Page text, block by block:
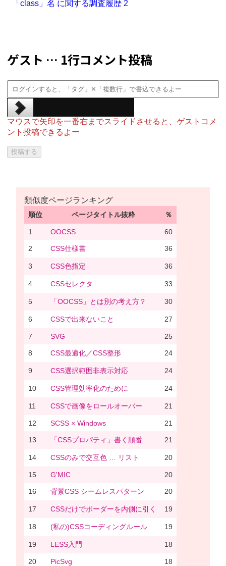
「class」名 に関する調査履歴 2
ゲスト … 1行コメント投稿
マウスで矢印を一番右までスライドさせると、ゲストコメ
ント投稿できるよー
類似度ページランキング
順位 ページタイトル抜粋 ％
1 OOCSS 60
2 CSS仕様書 36
3 CSS色指定 36
4 CSSセレクタ 33
5 「OOCSS」とは別の考え方？ 30
6 CSSで出来ないこと 27
7 SVG 25
8 CSS最適化／CSS整形 24
9 CSS選択範囲非表示対応 24
10 CSS管理効率化のために 24
11 CSSで画像をロールオーバー 21
12 SCSS × Windows 21
13 「CSSプロパティ」書く順番 21
14 CSSのみで交互色 … リスト 20
15 G'MIC 20
16 背景CSS シームレスパターン 20
17 CSSだけでボーダーを内側に引く 19
18 (私の)CSSコーディングルール 19
19 LESS入門 18
20 PicSvg 18